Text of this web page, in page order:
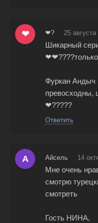
❤ ❤? 25
Шикарный
Фуркан Андыч
превосходны,
❤?????
Ответить
А Айсель 14
Мне очень
смотрю
смотреть
Гость НИНА,